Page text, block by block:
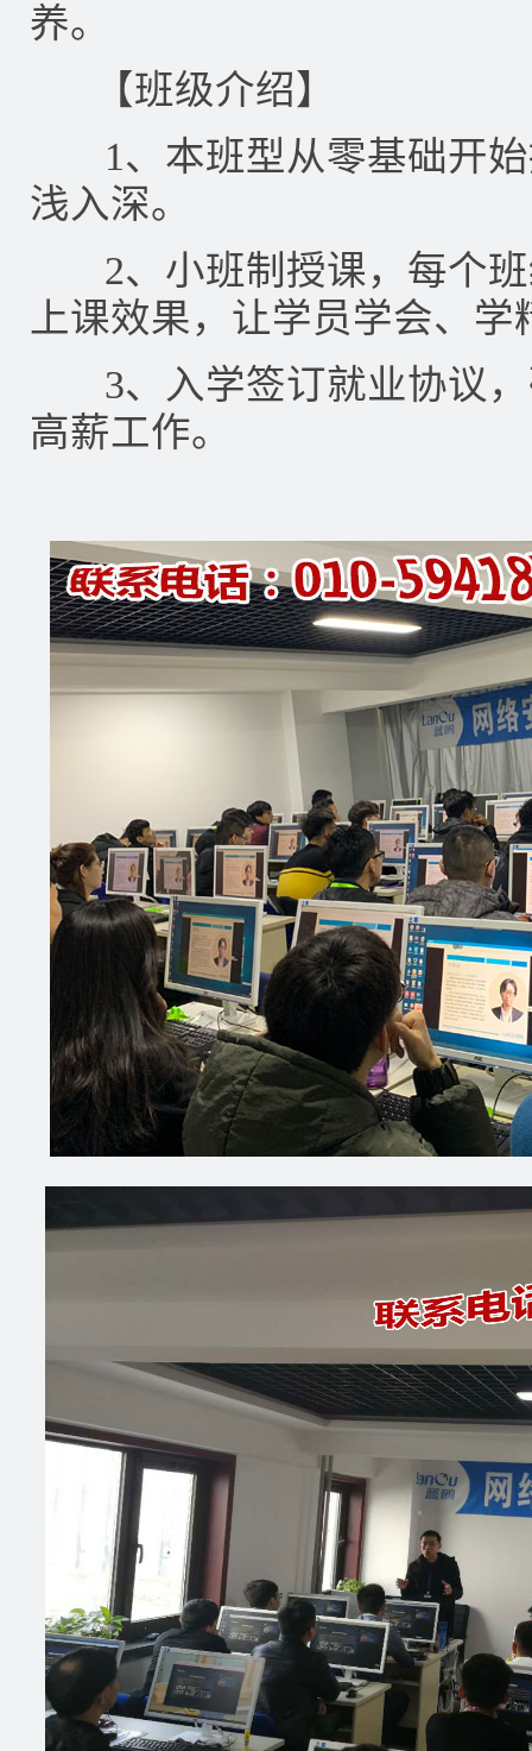
养。
【班级介绍】
1、本班型从零基础开始
浅入深。
2、小班制授课，每个班
上课效果，让学员学会、
3、入学签订就业协议，
高薪工作。